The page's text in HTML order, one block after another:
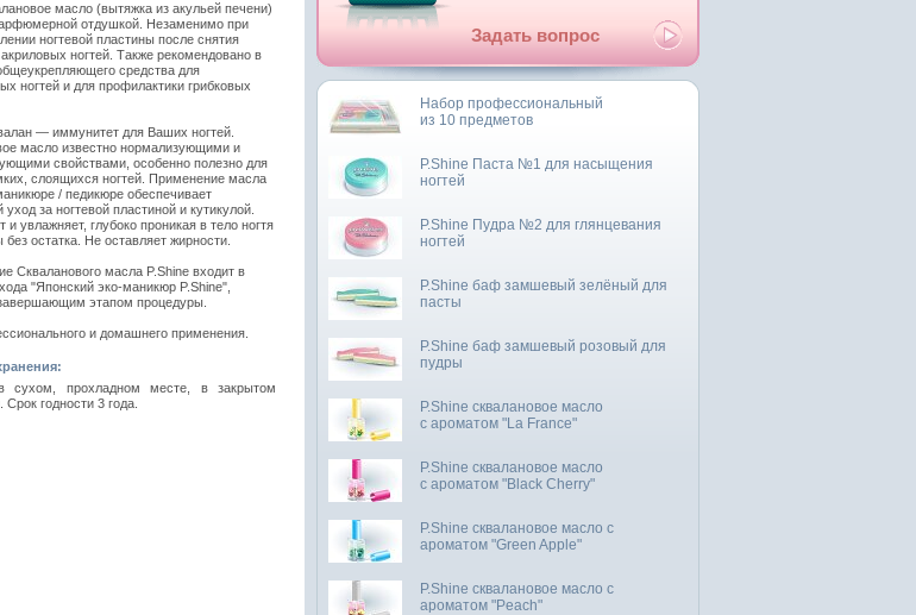
масло (вытяжка из акульей печени)
отдушкой. Незаменимо при
ногтевой пластины после снятия
ногтей. Также рекомендовано в
средства для
ногтей и для профилактики грибковых
— иммунитет для Ваших ногтей.
масло известно нормализующими и
свойствами, особенно полезно для
слоящихся ногтей. Применение масла
/ педикюре обеспечивает
за ногтевой пластиной и кутикулой.
и увлажняет, глубоко проникая в тело ногтя
без остатка. Не оставляет жирности.
Скваланового масла P.Shine входит в
"Японский эко-маникюр P.Shine",
этапом процедуры.
и домашнего применения.
сухом, прохладном месте, в закрытом
Срок годности 3 года.
Задать вопрос
Набор профессиональный
из 10 предметов
P.Shine Паста №1 для насыщения
ногтей
P.Shine Пудра №2 для глянцевания
ногтей
P.Shine баф замшевый зелёный для
пасты
P.Shine баф замшевый розовый для
пудры
P.Shine сквалановое масло
с ароматом "La France"
P.Shine сквалановое масло
с ароматом "Black Cherry"
P.Shine сквалановое масло с
ароматом "Green Apple"
P.Shine сквалановое масло с
ароматом "Peach"